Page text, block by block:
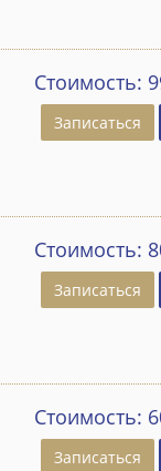
Стоимость:
Записаться
Стоимость:
Записаться
Стоимость:
Записаться